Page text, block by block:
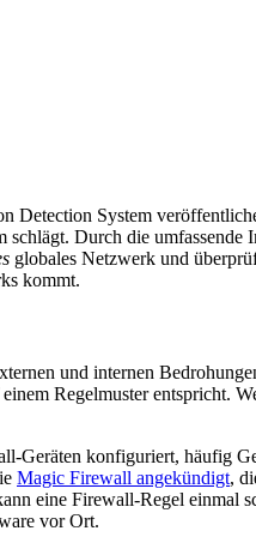
Detection System
Durch die
globales Netzwerk und
kommt.
und internen
Regelmuster entspricht.
Geräten konfiguriert, häufig
Magic Firewall angekündigt,
eine Firewall-Regel einmal
vor Ort.